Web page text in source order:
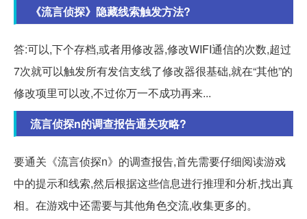
《流言侦探》隐藏线索触发方法?
答:可以,下个存档,或者用修改器,修改WIFI通信的次数,超过
7次就可以触发所有发信支线了修改器很基础,就在“其他”的
修改项里可以改,不过你万一不成功再来...
流言侦探n的调查报告通关攻略?
要通关《流言侦探n》的调查报告,首先需要仔细阅读游戏
中的提示和线索,然后根据这些信息进行推理和分析,找出真
相。在游戏中还需要与其他角色交流,收集更多的。